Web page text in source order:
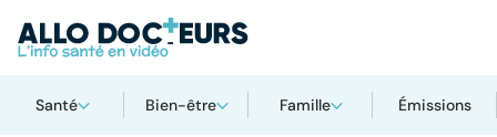
Santé Bien-être Famille Émissions